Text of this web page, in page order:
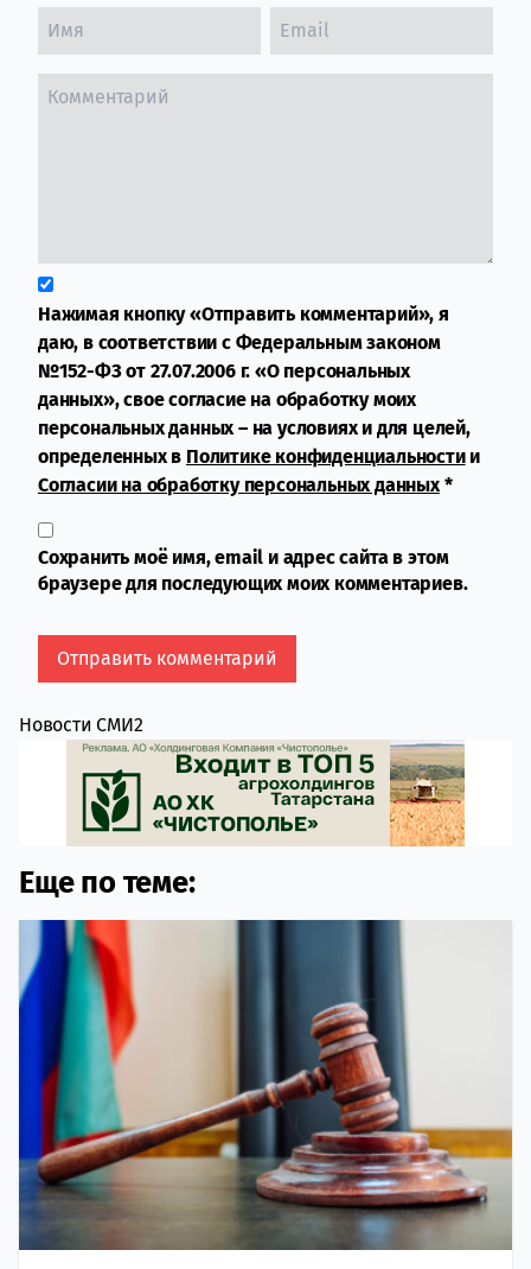
Нажимая кнопку «Отправить комментарий», я
даю, в соответствии с Федеральным законом
№152-ФЗ от 27.07.2006 г. «О персональных
данных», свое согласие на обработку моих
персональных данных – на условиях и для целей,
определенных в Политике конфиденциальностии
Согласии на обработку персональных данных*
Сохранить моё имя, email и адрес сайта в этом
браузере для последующих моих комментариев.
Новости СМИ2
Еще по теме: